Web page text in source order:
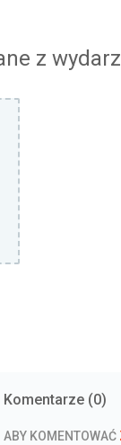
z
Komentarze (0)
ABY KOMENTOWAĆ